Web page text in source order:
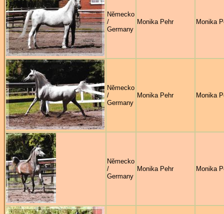
Německo
/
Germany
Monika Pehr Monika
Německo
/
Germany
Monika Pehr Monika
Německo
/
Germany
Monika Pehr Monika